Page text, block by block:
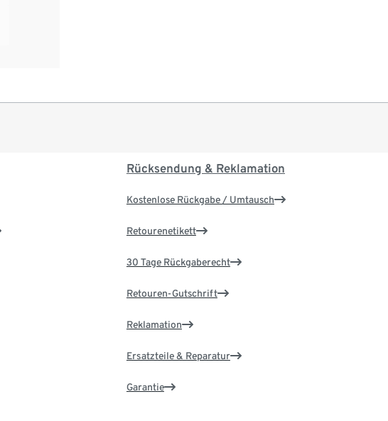
Rücksendung & Reklamation
Kostenlose Rückgabe / Umtausch
Retourenetikett
30 Tage Rückgaberecht
Retouren-Gutschrift
Reklamation
Ersatzteile & Reparatur
Garantie